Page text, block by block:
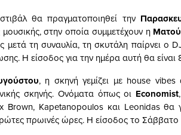
θα πραγματοποιηθεί την
μουσικής, στην οποία συμμετέχουν η
μετά τη συναυλία, τη σκυτάλη παίρνει ο
Η είσοδος για την ημέρα αυτή θα είναι
, η σκηνή γεμίζει με house
σκηνής. Ονόματα όπως οι Economist,
Brown, Kapetanopoulos και Leonidas θα
πρωινές ώρες. Η είσοδος το Σάββατο